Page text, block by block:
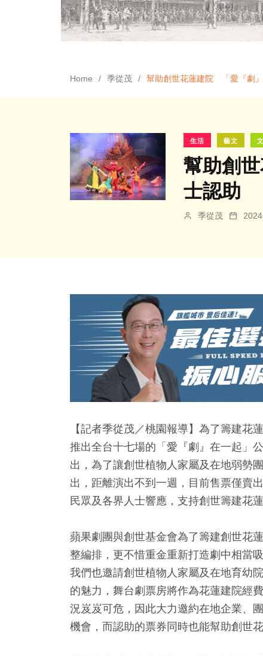
Home 季從茂 幫助創世花蓮建院 「愛『劇
生活 藝文
幫助創
士認助
季從茂
【記者季從茂／桃園報導】為了籌建花
推出全台十七場的「愛『劇』在一起」
出，為了讓創世植物人家屬及在地弱勢
出，距離演出不到一週，目前售票僅賣
民眾及各界人士響應，支持創世籌建花蓮
蘋果劇團與創世基金會為了籌建創世花
整編排，更不惜重金重新打造劇中相當
我們也邀請創世植物人家屬及在地育幼
的魅力，舞台劇票房將作為花蓮建院經
況岌岌可危，因此大力邀約在地企業、
機會，而認助的票券同時也能幫助創世
+
司法放大鏡
376+
健康及醫療
+
美食
11 +
評論
0+
兩岸藝苑天地
270
旅遊